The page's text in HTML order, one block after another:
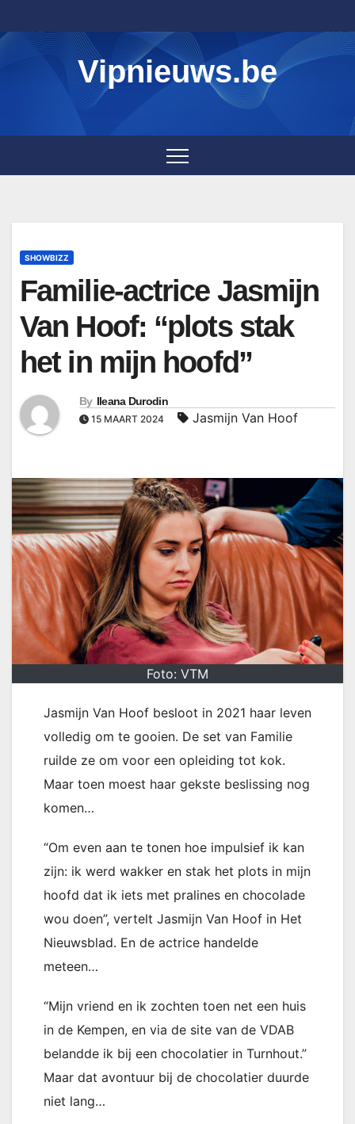
to
content
Vipnieuws.be
SHOWBIZZ
Familie-actrice Jasmijn
Van Hoof: “plots stak
het in mijn hoofd”
By Ileana Durodin
15 MAART 2024 Jasmijn Van Hoof
Foto: VTM
Jasmijn Van Hoof besloot in 2021 haar leven
volledig om te gooien. De set van Familie
ruilde ze om voor een opleiding tot kok.
Maar toen moest haar gekste beslissing nog
komen…
“Om even aan te tonen hoe impulsief ik kan
zijn: ik werd wakker en stak het plots in mijn
hoofd dat ik iets met pralines en chocolade
wou doen”, vertelt Jasmijn Van Hoof in Het
Nieuwsblad. En de actrice handelde
meteen…
“Mijn vriend en ik zochten toen net een huis
in de Kempen, en via de site van de VDAB
belandde ik bij een chocolatier in Turnhout.”
Maar dat avontuur bij de chocolatier duurde
niet lang…